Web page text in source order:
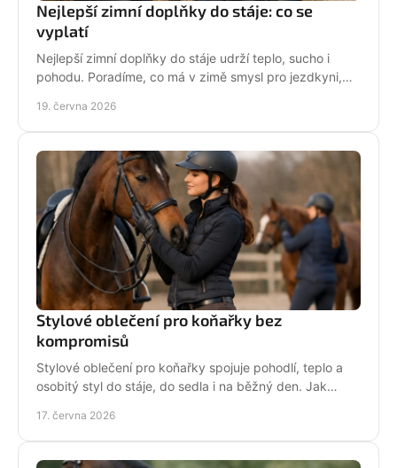
Nejlepší zimní doplňky do stáje: co se
vyplatí
Nejlepší zimní doplňky do stáje udrží teplo, sucho i
pohodu. Poradíme, co má v zimě smysl pro jezdkyni,
19. června 2026
Stylové oblečení pro koňařky bez
kompromisů
Stylové oblečení pro koňařky spojuje pohodlí, teplo a
osobitý styl do stáje, do sedla i na běžný den. Jak
17. června 2026